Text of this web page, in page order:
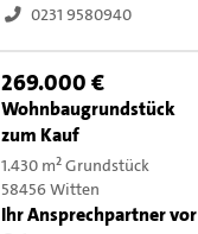
0231 9580940
269.000 €
Wohnbaugrundstück
zum Kauf
1.430 m² Grundstück
58456 Witten
Ihr Ansprechpartner vor